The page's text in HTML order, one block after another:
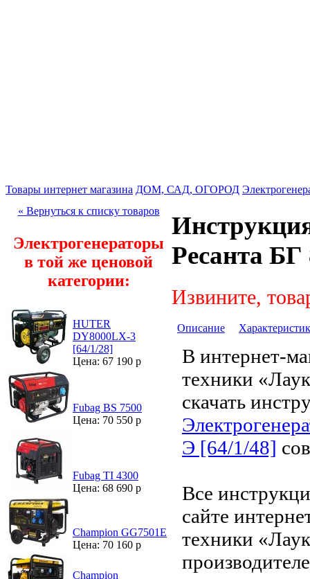
Товары интернет магазина ДОМ, САД, ОГОРОД
« Вернуться к списку товаров
Электрогенераторы
в той же ценовой
категории:
HUTER
DY8000LX-3
[64/1/28]
Цена: 67 190 р
Fubag BS 7500
Цена: 70 550 р
Fubag TI 4300
Цена: 68 690 р
Champion GG7501E
Цена: 70 160 р
Champion
Ресанта
Извините,
Описание
В интернет-
техники
скачать
Э [64/1/48]
Все
сайте
техники